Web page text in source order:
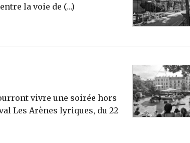
la voie de (…)
vivre une soirée hors
Les Arènes lyriques, du 22